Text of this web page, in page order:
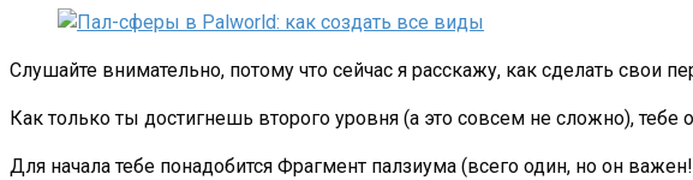
Слушайте внимательно, потому что сейчас я расскажу, как сделать
Как только ты достигнешь второго уровня (а это совсем не сложно),
Для начала тебе понадобится Фрагмент палзиума (всего один, но он